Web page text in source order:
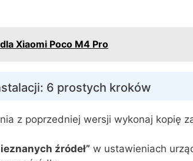
Xiaomi Poco M4 Pro
6 prostych kroków
z poprzedniej wersji wykonaj kopię
źródeł” w ustawieniach